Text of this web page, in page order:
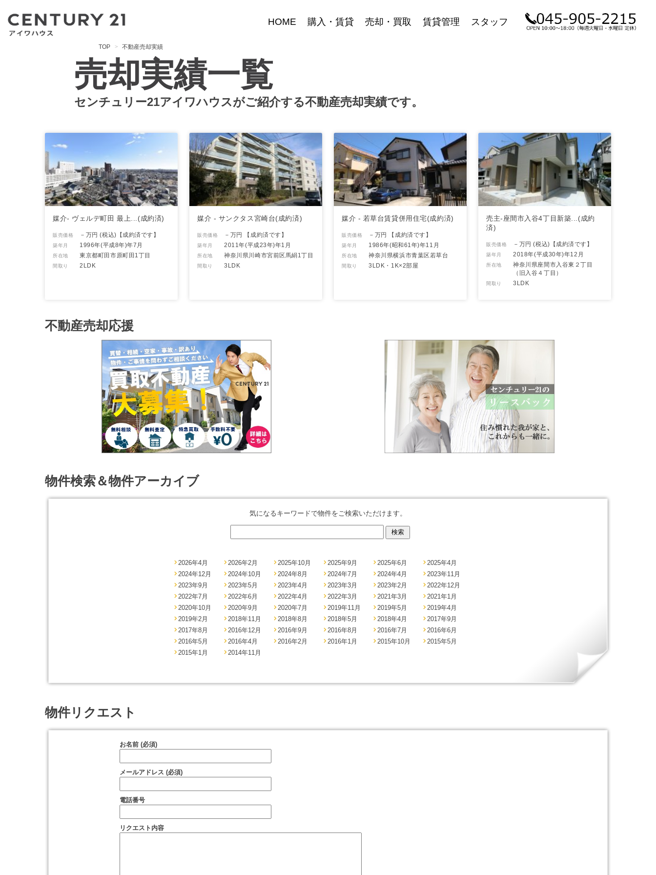
HOME 購入・賃貸 売却・買取 賃貸管理 スタッフ
TOP 不動産売却実績
売却実績一覧
センチュリー21アイワハウスがご紹介する不動産売却実績です。
媒介- ヴェルデ町田 最上...(成約済)
販売価格 －万円 (税込) 【成約済です】
築年月 1996年(平成8年)年7月
所在地 東京都町田市原町田1丁目
間取り 2LDK
媒介 - サンクタス宮崎台(成約済)
販売価格 －万円 【成約済です】
築年月 2011年(平成23年)年1月
所在地 神奈川県川崎市宮前区馬絹1丁目
間取り 3LDK
媒介 - 若草台賃貸併用住宅(成約済)
販売価格 －万円 【成約済です】
築年月 1986年(昭和61年)年11月
所在地 神奈川県横浜市青葉区若草台
間取り 3LDK・1K×2部屋
売主-座間市入谷4丁目新築...(成約
済)
販売価格 －万円 (税込) 【成約済です】
築年月 2018年(平成30年)年12月
所在地
神奈川県座間市入谷東２丁目
（旧入谷４丁目）
間取り 3LDK
不動産売却応援
物件検索＆物件アーカイブ
気になるキーワードで物件をご検索いただけます。
2026年4月 2026年2月 2025年10月 2025年9月 2025年6月
2025年4月
2024年12月
2024年10月 2024年8月 2024年7月 2024年4月
2023年11月
2023年9月
2023年5月 2023年4月 2023年3月 2023年2月
2022年12月
2022年7月
2022年6月 2022年4月 2022年3月 2021年3月
2021年1月
2020年10月
2020年9月 2020年7月 2019年11月 2019年5月
2019年4月
2019年2月
2018年11月 2018年8月 2018年5月 2018年4月
2017年9月
2017年8月
2016年12月 2016年9月 2016年8月 2016年7月
2016年6月
2016年5月
2016年4月 2016年2月 2016年1月 2015年10月
2015年5月
2015年1月
2014年11月
物件リクエスト
お名前 (必須)
メールアドレス (必須)
電話番号
リクエスト内容